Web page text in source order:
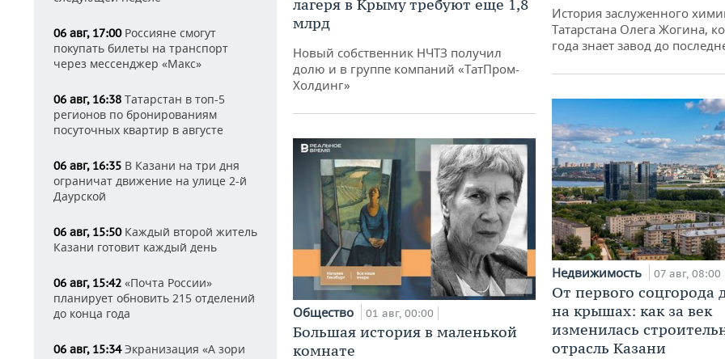
06 авг, 17:00Россияне смогут
покупать билеты на транспорт
через мессенджер «Макс»
06 авг, 16:38 Татарстан в топ-5
регионов по бронированиям
посуточных квартир в августе
06 авг, 16:35 В Казани на три дня
ограничат движение на улице 2-й
Даурской
06 авг, 15:50Каждый второй житель
Казани готовит каждый день
06 авг, 15:42 «Почта России»
планирует обновить 215 отделений
до конца года
06 авг, 15:34Экранизация «А зори
лагеря в Крыму требуют еще 1,8
млрд
Новый собственник НЧТЗ получил
долю и в группе компаний «ТатПром-
Холдинг»
Общество 01 авг, 00:00
Большая история в маленькой
комнате
История заслуженного
Татарстана Олега Жогина,
года знает завод до
Недвижимость 07 авг, 08:00
От первого соцгорода
на крышах: как за век
изменилась
отрасль Казани